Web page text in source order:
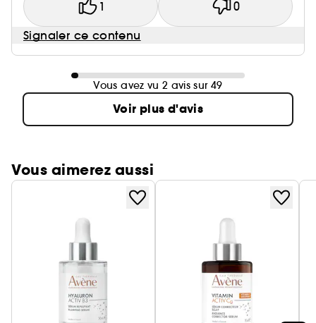
1 0
Signaler ce contenu
Vous avez vu 2 avis sur 49
Voir plus d'avis
Vous aimerez aussi